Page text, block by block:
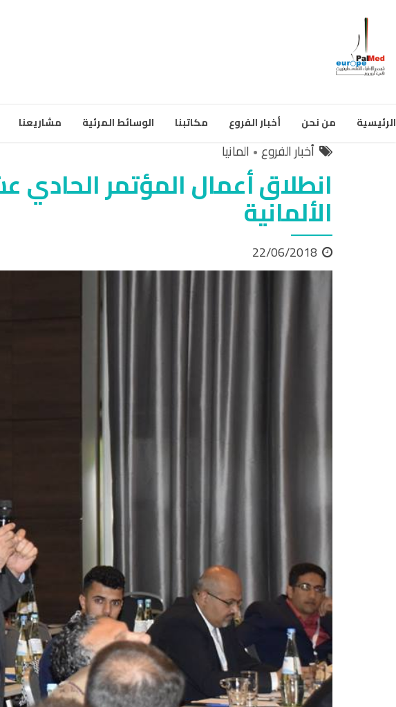
الرئيسية من نحن أخبار الفروع مكاتبنا الوسائط المرئية مشاريعنا
أخبار الفروع المانيا
انطلاق أعمال المؤتمر الحادي
الألمانية
22/06/2018